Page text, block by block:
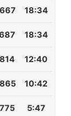
667 18:34
18:34
814 12:40
865 10:42
775 5:47